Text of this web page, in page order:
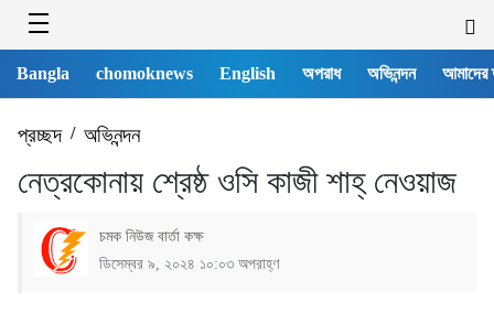
Bangla chomoknews English অপরাধ অভিনন্দন আমাদের
প্রচ্ছদ/ অভিনন্দন
নেত্রকোনায় শ্রেষ্ঠ ওসি কাজী শাহ্ নেওয়াজ
চমক নিউজ বার্তা কক্ষ
ডিসেম্বর ৯, ২০২৪ ১০:০৩ অপরাহ্ণ